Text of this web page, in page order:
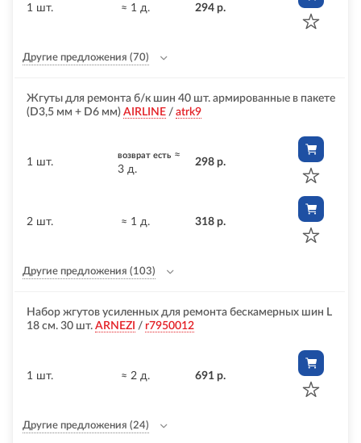
1 шт. ≈ 1 д. 294 р.
Другие предложения (70)
Жгуты для ремонта б/к шин 40 шт. армированные в пакете
(D3,5 мм + D6 мм) AIRLINE / atrk9
1 шт.
возврат есть ≈
3 д.
298 р.
2 шт. ≈ 1 д. 318 р.
Другие предложения (103)
Набор жгутов усиленных для ремонта бескамерных шин L
18 см. 30 шт. ARNEZI / r7950012
1 шт. ≈ 2 д. 691 р.
Другие предложения (24)